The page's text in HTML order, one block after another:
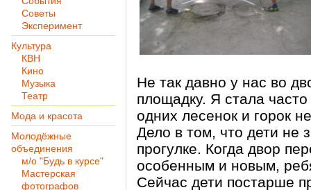
Советы
Эксперимент
Культура
КВН
Кино
Музыка
Театр
Мода и красота
Молодёжные
объединения
м/о "Будь в курсе"
Мастерская
фотографов
Не так давно у нас во
площадку. Я стала
одних лесенок и горок
Дело в том, что дети не
прогулке. Когда двор
особенным и новым,
Сейчас дети постарше